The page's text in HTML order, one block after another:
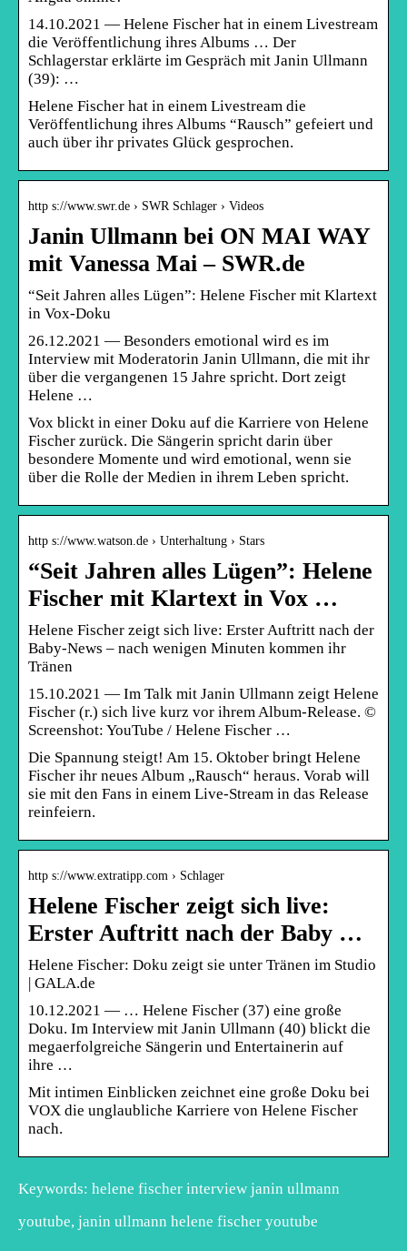
14.10.2021 — Helene Fischer hat in einem Livestream
die Veröffentlichung ihres Albums … Der
Schlagerstar erklärte im Gespräch mit Janin Ullmann
(39): …
Helene Fischer hat in einem Livestream die
Veröffentlichung ihres Albums “Rausch” gefeiert und
auch über ihr privates Glück gesprochen.
http s://www.swr.de › SWR Schlager › Videos
Janin Ullmann bei ON MAI WAY
mit Vanessa Mai – SWR.de
“Seit Jahren alles Lügen”: Helene Fischer mit Klartext
in Vox-Doku
26.12.2021 — Besonders emotional wird es im
Interview mit Moderatorin Janin Ullmann, die mit ihr
über die vergangenen 15 Jahre spricht. Dort zeigt
Helene …
Vox blickt in einer Doku auf die Karriere von Helene
Fischer zurück. Die Sängerin spricht darin über
besondere Momente und wird emotional, wenn sie
über die Rolle der Medien in ihrem Leben spricht.
http s://www.watson.de › Unterhaltung › Stars
“Seit Jahren alles Lügen”: Helene
Fischer mit Klartext in Vox …
Helene Fischer zeigt sich live: Erster Auftritt nach der
Baby-News – nach wenigen Minuten kommen ihr
Tränen
15.10.2021 — Im Talk mit Janin Ullmann zeigt Helene
Fischer (r.) sich live kurz vor ihrem Album-Release. ©
Screenshot: YouTube / Helene Fischer …
Die Spannung steigt! Am 15. Oktober bringt Helene
Fischer ihr neues Album „Rausch“ heraus. Vorab will
sie mit den Fans in einem Live-Stream in das Release
reinfeiern.
http s://www.extratipp.com › Schlager
Helene Fischer zeigt sich live:
Erster Auftritt nach der Baby …
Helene Fischer: Doku zeigt sie unter Tränen im Studio
| GALA.de
10.12.2021 — … Helene Fischer (37) eine große
Doku. Im Interview mit Janin Ullmann (40) blickt die
megaerfolgreiche Sängerin und Entertainerin auf
ihre …
Mit intimen Einblicken zeichnet eine große Doku bei
VOX die unglaubliche Karriere von Helene Fischer
nach.
Keywords: helene fischer interview janin ullmann
youtube, janin ullmann helene fischer youtube